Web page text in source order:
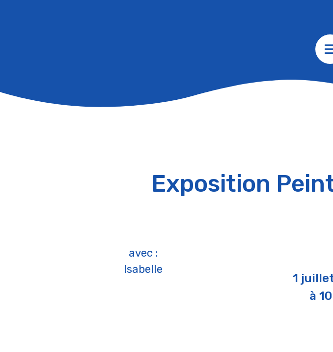
Exposition
avec :
Isabelle
1
à